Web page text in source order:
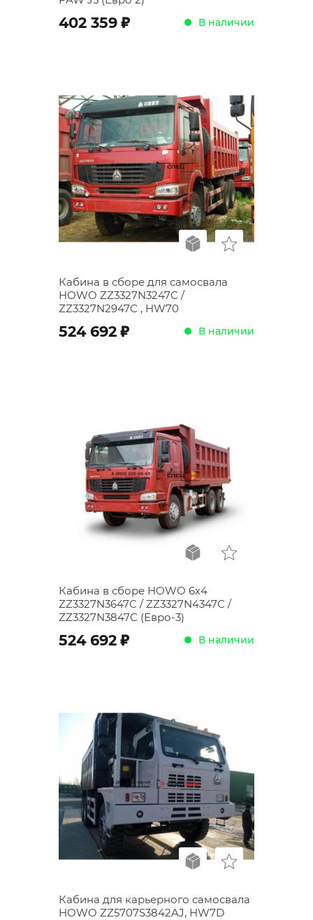
402 359 ; В наличии
Кабина в сборе для самосвала
HOWO ZZ3327N3247C /
ZZ3327N2947C , HW70
524 692 ; В наличии
Кабина в сборе HOWO 6х4
ZZ3327N3647C / ZZ3327N4347C /
ZZ3327N3847C (Евро-3)
524 692 ; В наличии
Кабина для карьерного самосвала
HOWO ZZ5707S3842AJ, HW7D